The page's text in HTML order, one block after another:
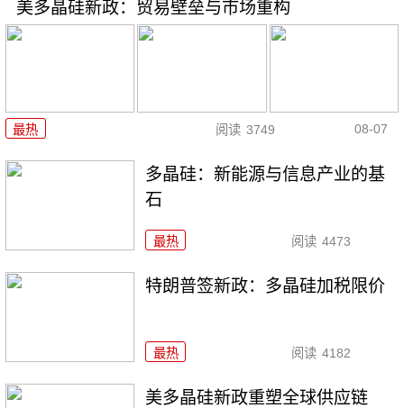
美多晶硅新政：贸易壁垒与市场重构
最热 阅读 3749 08-07
多晶硅：新能源与信息产业的基
石
最热 阅读 4473
特朗普签新政：多晶硅加税限价
最热 阅读 4182
美多晶硅新政重塑全球供应链